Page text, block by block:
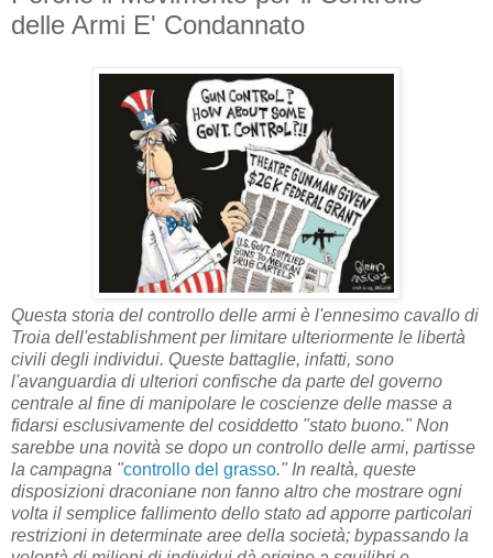
delle Armi E' Condannato
Questa storia del controllo delle armi è l'ennesimo cavallo di
Troia dell'establishment per limitare ulteriormente le libertà
civili degli individui. Queste battaglie, infatti, sono
l'avanguardia di ulteriori confische da parte del governo
centrale al fine di manipolare le coscienze delle masse a
fidarsi esclusivamente del cosiddetto "stato buono." Non
sarebbe una novità se dopo un controllo delle armi, partisse
la campagna "controllo del grasso." In realtà, queste
disposizioni draconiane non fanno altro che mostrare ogni
volta il semplice fallimento dello stato ad apporre particolari
restrizioni in determinate aree della società; bypassando la